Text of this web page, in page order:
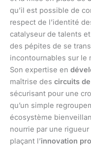
qu’il est possible de
respect de l’identité
catalyseur de talents
des pépites de se
incontournables sur le
Son expertise en
maîtrise des circuits
sécurisant pour une
qu’un simple
écosystème
nourrie par une
plaçant l’innovation